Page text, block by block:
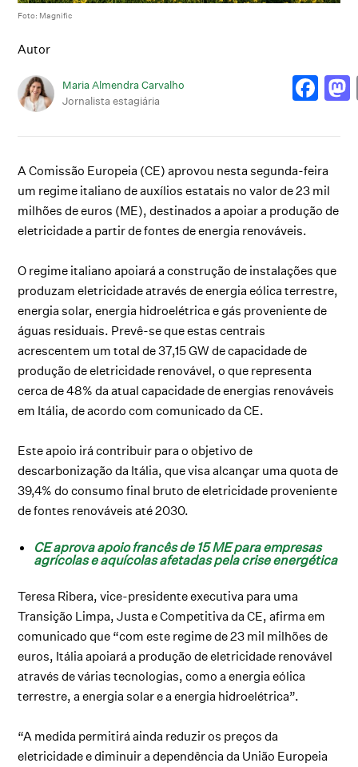
Foto: Magnific
Autor
Maria Almendra Carvalho
Jornalista estagiária
A Comissão Europeia (CE) aprovou nesta segunda-feira
um regime italiano de auxílios estatais no valor de 23 mil
milhões de euros (ME), destinados a apoiar a produção de
eletricidade a partir de fontes de energia renováveis.
O regime italiano apoiará a construção de instalações que
produzam eletricidade através de energia eólica terrestre,
energia solar, energia hidroelétrica e gás proveniente de
águas residuais. Prevê-se que estas centrais
acrescentem um total de 37,15 GW de capacidade de
produção de eletricidade renovável, o que representa
cerca de 48% da atual capacidade de energias renováveis
em Itália, de acordo com comunicado da CE.
Este apoio irá contribuir para o objetivo de
descarbonização da Itália, que visa alcançar uma quota de
39,4% do consumo final bruto de eletricidade proveniente
de fontes renováveis até 2030.
CE aprova apoio francês de 15 ME para empresas
agrícolas e aquícolas afetadas pela crise energética
Teresa Ribera, vice-presidente executiva para uma
Transição Limpa, Justa e Competitiva da CE, afirma em
comunicado que “com este regime de 23 mil milhões de
euros, Itália apoiará a produção de eletricidade renovável
através de várias tecnologias, como a energia eólica
terrestre, a energia solar e a energia hidroelétrica”.
“A medida permitirá ainda reduzir os preços da
eletricidade e diminuir a dependência da União Europeia